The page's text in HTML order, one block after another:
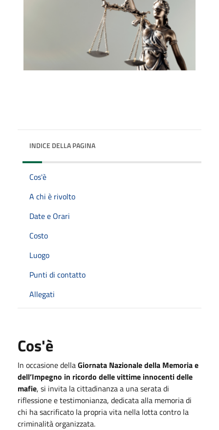
INDICE DELLA PAGINA
Cos'è
A chi è rivolto
Date e Orari
Costo
Luogo
Punti di contatto
Allegati
Cos'è
In occasione dellaGiornata Nazionale della Memoria e
dell’Impegno in ricordo delle vittime innocenti delle
mafie, si invita la cittadinanza a una serata di
riflessione e testimonianza, dedicata alla memoria di
chi ha sacrificato la propria vita nella lotta contro la
criminalità organizzata.